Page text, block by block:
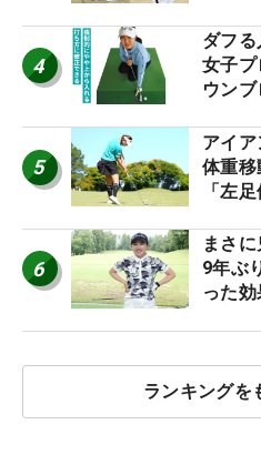
4
ダフる
女子
ウン
5
アイ
体重移
「左
6
まさ
9年ぶ
った
ランキングを